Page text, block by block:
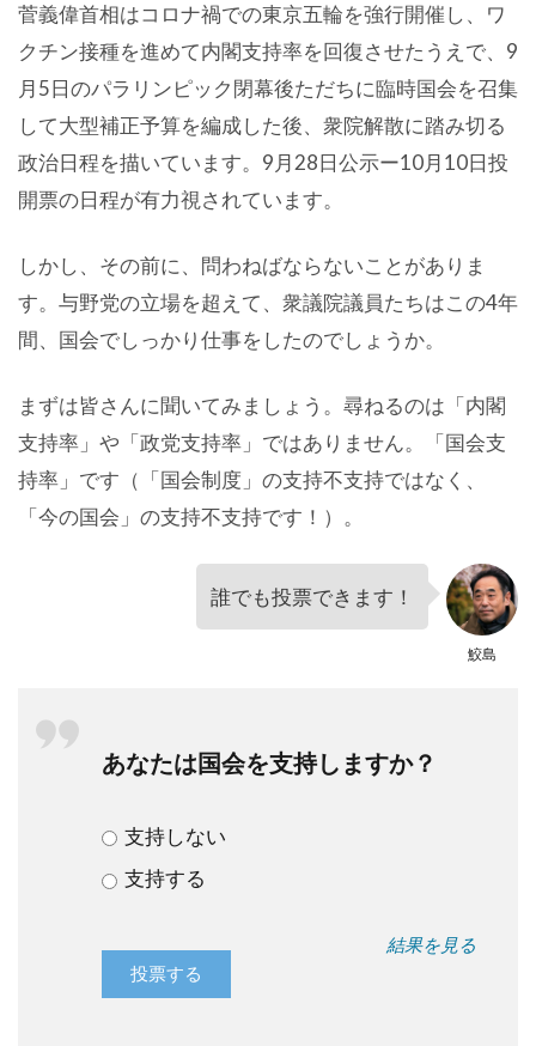
菅義偉首相はコロナ禍での東京五輪を強行開催し、ワ
クチン接種を進めて内閣支持率を回復させたうえで、9
月5日のパラリンピック閉幕後ただちに臨時国会を召集
して大型補正予算を編成した後、衆院解散に踏み切る
政治日程を描いています。9月28日公示ー10月10日投
開票の日程が有力視されています。
しかし、その前に、問わねばならないことがありま
す。与野党の立場を超えて、衆議院議員たちはこの4年
間、国会でしっかり仕事をしたのでしょうか。
まずは皆さんに聞いてみましょう。尋ねるのは「内閣
支持率」や「政党支持率」ではありません。「国会支
持率」です（「国会制度」の支持不支持ではなく、
「今の国会」の支持不支持です！）。
鮫島
誰でも投票できます！
あなたは国会を支持しますか？
支持しない
支持する
結果を見る